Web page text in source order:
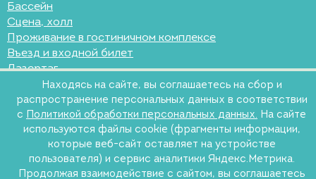
Бассейн
Сцена, холл
Проживание в гостиничном комплексе
Въезд и входной билет
Лазертаг
Навесы
Фома-клуб
Сауна “Деревенская банька”
Кафе “Тайм-аут”
Программы комплекса
Аренда гриль-домиков и беседок
Находясь на сайте, вы соглашаетесь на сбор и
распространение персональных данных в соответствии
с Политикой обработки персональных данных. На сайте
используются файлы cookie (фрагменты информации,
которые веб-сайт оставляет на устройстве
пользователя) и сервис аналитики Яндекс.Метрика.
Продолжая взаимодействие с сайтом, вы соглашаетесь